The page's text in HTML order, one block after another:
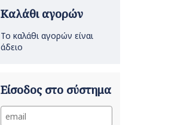
Καλάθι αγορών
Το καλάθι αγορών είναι
άδειο
Είσοδος στο σύστημα